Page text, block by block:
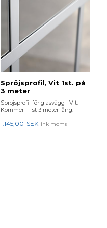
Spröjsprofil, Vit 1st. på
3 meter
Spröjsprofil för glasvägg i Vit.
Kommer i 1 st 3 meter lång.
1.145,00 SEK ink moms